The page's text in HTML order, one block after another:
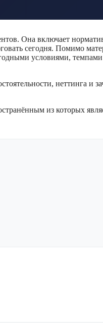
Она включает
сегодня. Помимо
условиями,
неттинга и
из которых